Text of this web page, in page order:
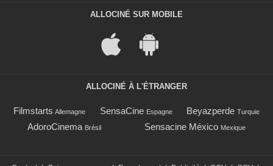
ALLOCINÉ SUR MOBILE
ALLOCINÉ À L'ÉTRANGER
Filmstarts Allemagne SensaCine Espagne Beyazperde Turquie
AdoroCinema Brésil Sensacine México Mexique